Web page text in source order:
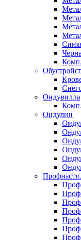
Ондувилла
Ондулин